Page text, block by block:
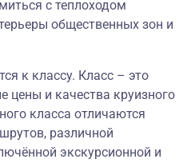
с теплоходом
общественных зон и
к классу. Класс – это
цены и качества круизного
класса отличаются
различной
экскурсионной и